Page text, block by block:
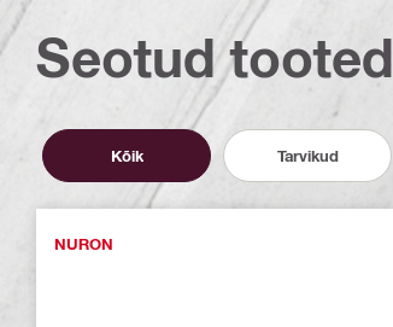
Seotud tooted
Kõik Tarvikud
NURON